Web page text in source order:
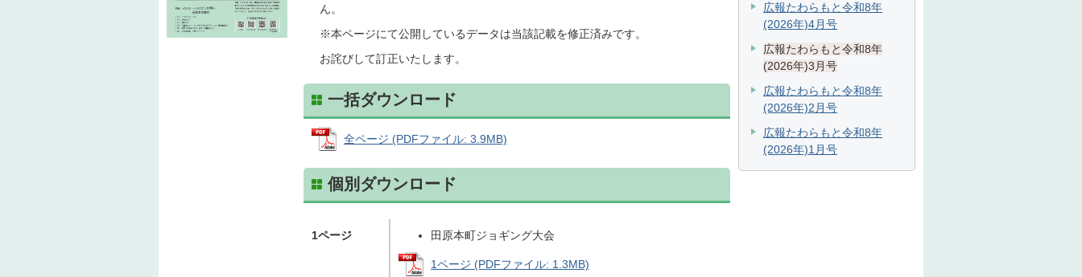
ん。
※本ページにて公開しているデータは当該記載を修正済みです。
お詫びして訂正いたします。
一括ダウンロード
全ページ (PDFファイル: 3.9MB)
個別ダウンロード
1ページ 田原本町ジョギング大会
1ページ (PDFファイル: 1.3MB)
広報たわらもと令和8年
(2026年)4月号
広報たわらもと令和8年
(2026年)3月号
広報たわらもと令和8年
(2026年)2月号
広報たわらもと令和8年
(2026年)1月号